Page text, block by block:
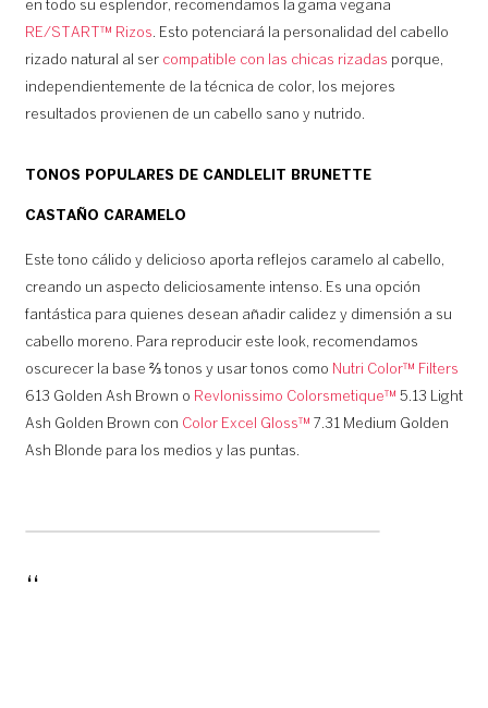
en todo su esplendor, recomendamos la gama vegana
RE/START™ Rizos. Esto potenciará la personalidad del cabello
rizado natural al ser compatible con las chicas rizadas porque,
independientemente de la técnica de color, los mejores
resultados provienen de un cabello sano y nutrido.
TONOS POPULARES DE CANDLELIT BRUNETTE
CASTAÑO CARAMELO
Este tono cálido y delicioso aporta reflejos caramelo al cabello,
creando un aspecto deliciosamente intenso. Es una opción
fantástica para quienes desean añadir calidez y dimensión a su
cabello moreno. Para reproducir este look, recomendamos
oscurecer la base ⅔ tonos y usar tonos como Nutri Color™ Filters
613 Golden Ash Brown o Revlonissimo Colorsmetique™ 5.13 Light
Ash Golden Brown con Color Excel Gloss™ 7.31 Medium Golden
Ash Blonde para los medios y las puntas.